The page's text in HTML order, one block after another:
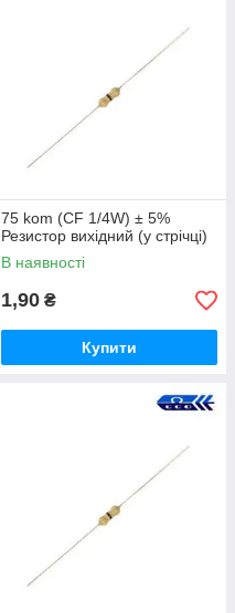
75 kom (CF 1/4W) ± 5%
Резистор вихідний (у стрічці)
В наявності
1,90 ₴
Купити